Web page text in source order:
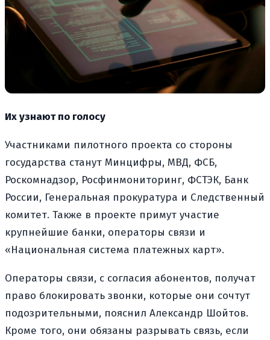
Их узнают по голосу
Участниками пилотного проекта со стороны
государства станут Минцифры, МВД, ФСБ,
Роскомнадзор, Росфинмониторинг, ФСТЭК, Банк
России, Генеральная прокуратура и Следственный
комитет. Также в проекте примут участие
крупнейшие банки, операторы связи и
«Национальная система платежных карт».
Операторы связи, с согласия абонентов, получат
право блокировать звонки, которые они сочтут
подозрительными, пояснил Александр Шойтов.
Кроме того, они обязаны разрывать связь, если